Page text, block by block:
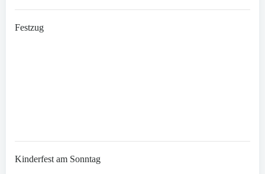
Festzug
Kinderfest am Sonntag